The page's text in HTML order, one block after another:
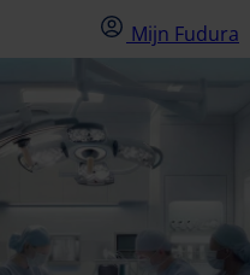
Mijn Fudura
Mijn Fudura